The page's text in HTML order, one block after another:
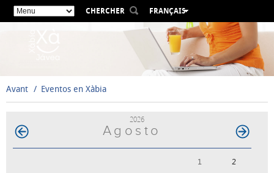
CHERCHER
FRANÇAIS
ESPAÑOL
VALENCIÀ
ENGLISH
Avant Eventos en Xàbia
2026
Agosto
1 2